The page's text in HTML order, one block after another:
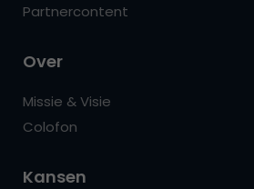
Partnercontent
Over
Missie & Visie
Colofon
Kansen